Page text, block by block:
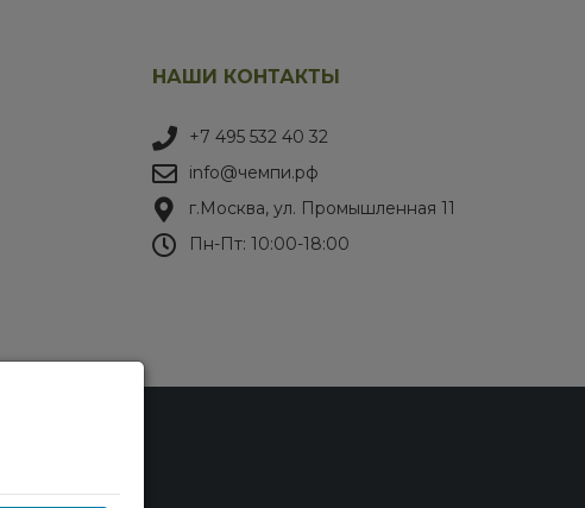
НАШИ КОНТАКТЫ
+7 495 532 40 32
info@чемпи.рф
г.Москва, ул. Промышленная 11
Пн-Пт: 10:00-18:00